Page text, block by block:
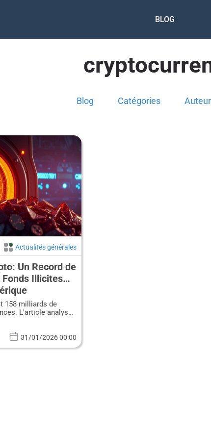
BLOG
Blog Catégories
Actualités générales
Un Record de
Illicites
158 milliards de
L'article analyse
31/01/2026 00:00